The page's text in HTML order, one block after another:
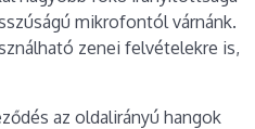
mikrofontól várnánk.
zenei felvételekre is,
az oldalirányú hangok